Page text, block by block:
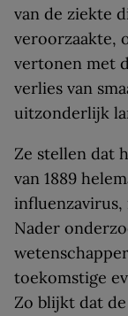
van de ziekte
veroorzaakte,
vertonen met
verlies van
uitzonderlijk
Ze stellen dat
van 1889
Nader
toekomstige
Zo blijkt dat